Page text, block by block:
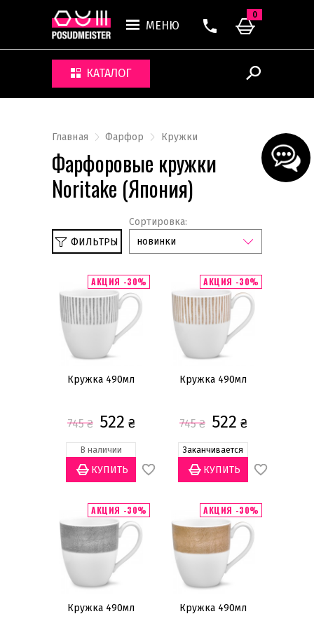
МЕНЮ
КАТАЛОГ
0
Главная Фарфор Кружки
Фарфоровые кружки
Noritake (Япония)
Сортировка:
новинки
ФИЛЬТРЫ
Сбросить Noritake
Тарелки обеденные
Тарелки салатные
Тарелки акцентные
Тарелки хлебно-пирожковые
Тарелки десертные
Салатники
Чашки чайные
Чашки кофейные
Чашки для завтрака
Показать всё
Цена
— грн
АКЦИЯ -30%
Кружка 490мл
745₴ 522 ₴
В наличии
АКЦИЯ -30%
Кружка 490мл
745₴ 522 ₴
Заканчивается
АКЦИЯ -30%
Кружка 490мл
АКЦИЯ -30%
Кружка 490мл